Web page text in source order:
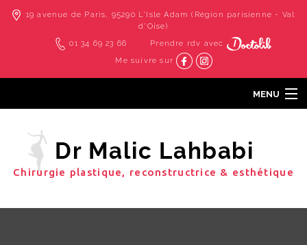
19 avenue de Paris, 95290 L'Isle Adam (Région parisienne - Val
d'Oise)
01 34 69 23 66
Prendre rdv avec
Me suivre sur
MENU
Dr Malic Lahbabi
Cabinet & cliniques
Les techniques douces
Chirurgie plastique, reconstructrice & esthétique